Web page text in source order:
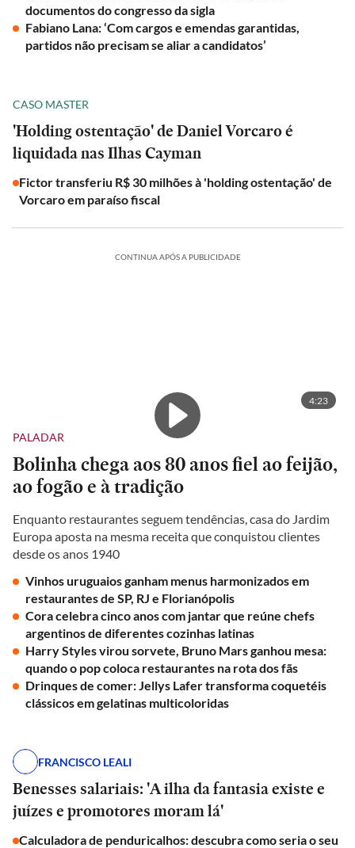
documentos do congresso da sigla
Fabiano Lana: ‘Com cargos e emendas garantidas,
partidos não precisam se aliar a candidatos’
CASO MASTER
'Holding ostentação' de Daniel Vorcaro é
liquidada nas Ilhas Cayman
Fictor transferiu R$ 30 milhões à 'holding ostentação' de
Vorcaro em paraíso fiscal
CONTINUA APÓS A PUBLICIDADE
4:23
PALADAR
Bolinha chega aos 80 anos fiel ao feijão,
ao fogão e à tradição
Enquanto restaurantes seguem tendências, casa do Jardim
Europa aposta na mesma receita que conquistou clientes
desde os anos 1940
Vinhos uruguaios ganham menus harmonizados em
restaurantes de SP, RJ e Florianópolis
Cora celebra cinco anos com jantar que reúne chefs
argentinos de diferentes cozinhas latinas
Harry Styles virou sorvete, Bruno Mars ganhou mesa:
quando o pop coloca restaurantes na rota dos fãs
Drinques de comer: Jellys Lafer transforma coquetéis
clássicos em gelatinas multicoloridas
FRANCISCO LEALI
Benesses salariais: 'A ilha da fantasia existe e
juízes e promotores moram lá'
Calculadora de penduricalhos: descubra como seria o seu